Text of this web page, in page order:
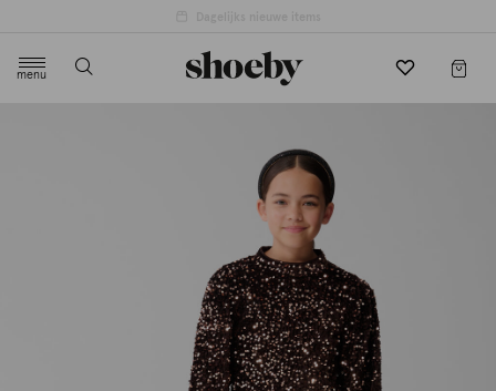
menu